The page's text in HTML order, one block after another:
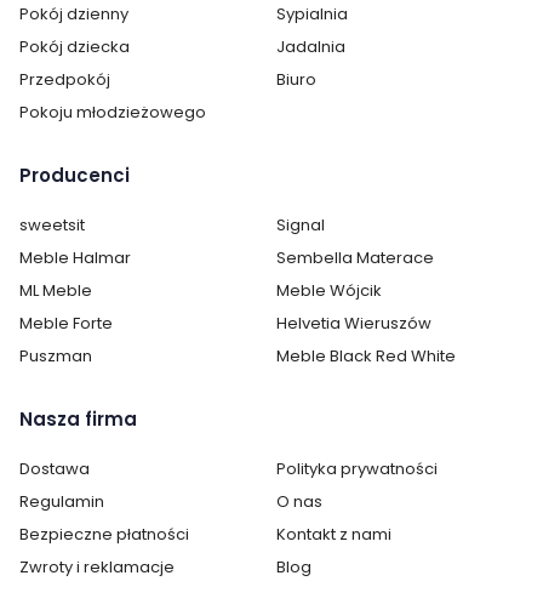
Głębokość siedziska: 44
Materiał siedziska / blatu: tkanina
Kolor stelaż: czarny mat
Kolor krzesła: beże i brązy
Pomieszczenie:
Kuchnia
tapicerowane
Cechy dodatkowe krzesła:
fotelowe
pikowane
Pokój dzienny
Sypialnia
Pokój dziecka
Jadalnia
Przedpokój
Biuro
Pokoju młodzieżowego
Producenci
sweetsit
Signal
Meble Halmar
Sembella Materace
ML Meble
Meble Wójcik
Meble Forte
Helvetia Wieruszów
Puszman
Meble Black Red White
Nasza firma
Dostawa
Polityka prywatności
Regulamin
O nas
Bezpieczne płatności
Kontakt z nami
Zwroty i reklamacje
Blog